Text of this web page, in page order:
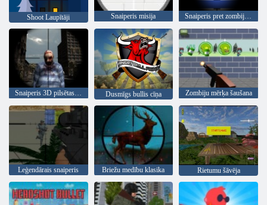
Shoot Laupītāji Snaiperis misija Snaiperis pret zombijiem
Snaiperis 3D pilsētas apokalipse Dusmīgs bullis cīņa Zombiju mērķa šaušana
Leģendārais snaiperis Briežu medību klasika Rietumu šāvēja